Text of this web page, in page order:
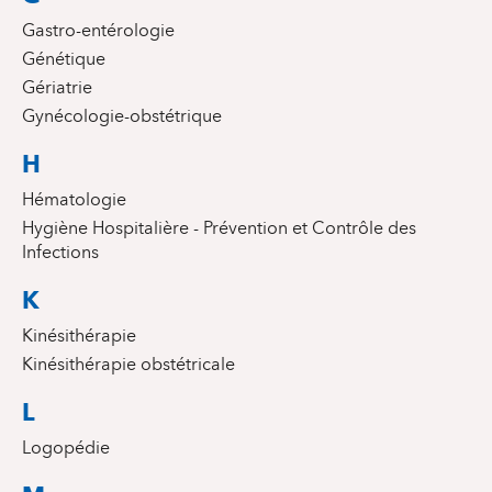
Gastro-entérologie
Génétique
Gériatrie
Gynécologie-obstétrique
H
Hématologie
Hygiène Hospitalière - Prévention et Contrôle des
Infections
K
Kinésithérapie
Kinésithérapie obstétricale
L
Logopédie